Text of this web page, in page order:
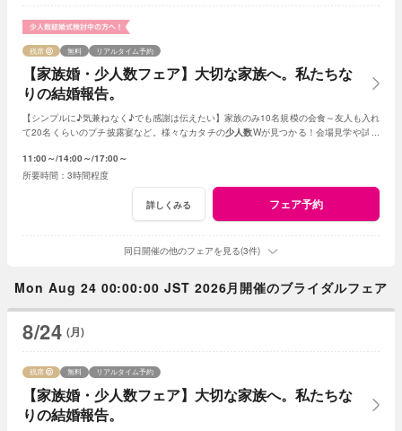
【家族婚・少人数フェア】大切な家族へ。私たちな
りの結婚報告。
残席 無料 リアルタイム予約
【シンプルに♪気兼ねなく♪でも感謝は伝えたい】家族のみ10名規模の会食～友人も入れ
て20名くらいのプチ披露宴など。様々なカタチの少人数Wが見つかる！会場見学や試食
11:00～ 14:00～ 17:00～
3時間程度
詳しくみる フェア予約
同日開催の他のフェアを見る(3件)
Mon Aug 24 00:00:00 JST 2026月開催のブライダルフェア
8/24 (月)
【家族婚・少人数フェア】大切な家族へ。私たちな
りの結婚報告。
残席 無料 リアルタイム予約